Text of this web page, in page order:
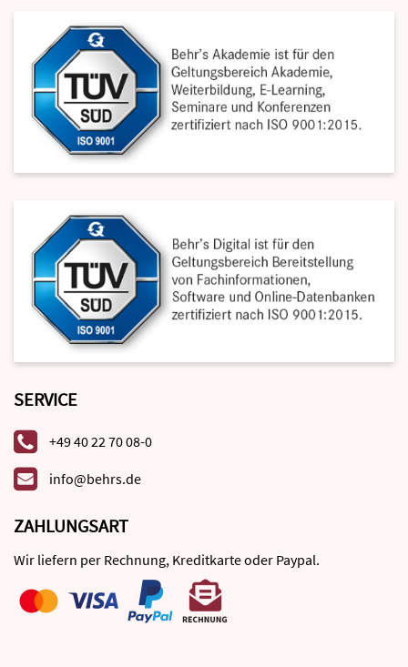
SERVICE
+49 40 22 70 08-0
info@behrs.de
ZAHLUNGSART
Wir liefern per Rechnung, Kreditkarte oder Paypal.